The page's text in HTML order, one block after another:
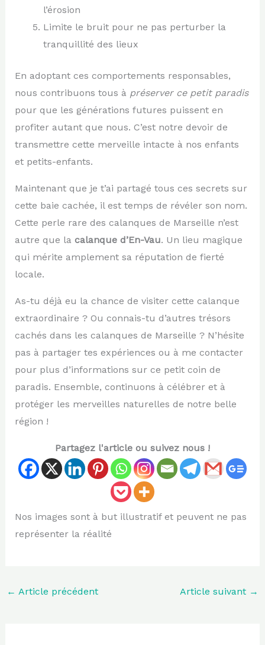
l’érosion
Limite le bruit pour ne pas perturber la
tranquillité des lieux
En adoptant ces comportements responsables,
nous contribuons tous à préserver ce petit paradis
pour que les générations futures puissent en
profiter autant que nous. C’est notre devoir de
transmettre cette merveille intacte à nos enfants
et petits-enfants.
Maintenant que je t’ai partagé tous ces secrets sur
cette baie cachée, il est temps de révéler son nom.
Cette perle rare des calanques de Marseille n’est
autre que la calanque d’En-Vau. Un lieu magique
qui mérite amplement sa réputation de fierté
locale.
As-tu déjà eu la chance de visiter cette calanque
extraordinaire ? Ou connais-tu d’autres trésors
cachés dans les calanques de Marseille ? N’hésite
pas à partager tes expériences ou à me contacter
pour plus d’informations sur ce petit coin de
paradis. Ensemble, continuons à célébrer et à
protéger les merveilles naturelles de notre belle
région !
Partagez l'article ou suivez nous !
Nos images sont à but illustratif et peuvent ne pas
représenter la réalité
← Article précédent Article suivant →